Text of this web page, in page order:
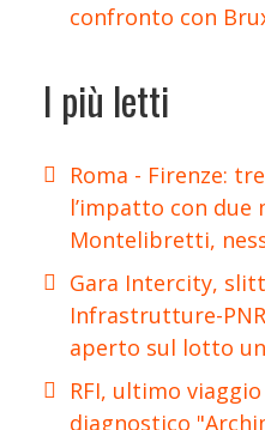
confronto con
I più letti
Roma - Firenze:
l’impatto con due
Montelibretti,
Gara Intercity,
Infrastrutture-
aperto sul lotto
RFI, ultimo
diagnostico